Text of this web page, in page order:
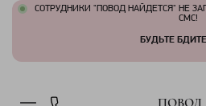
СОТРУДНИКИ "ПОВОД НАЙДЕТСЯ" НЕ
СМС!
БУДЬТЕ
ПОВОД